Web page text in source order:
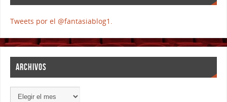
Tweets por el @fantasiablog1.
ARCHIVOS